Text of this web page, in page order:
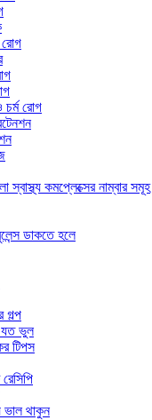
রোগ
রোগ
স্বাস্থ্য কমপ্লেক্সের নাম্বার সমূহ
ডাকতে হলে
গল্প
যত ভুল
টিপস
রেসিপি
ভাল থাকুন